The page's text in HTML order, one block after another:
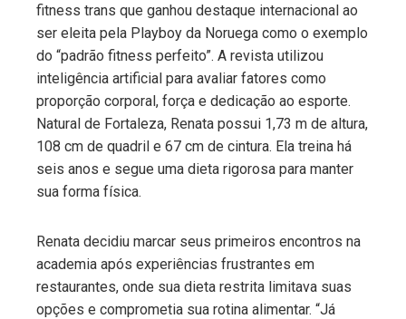
fitness trans que ganhou destaque internacional ao
ser eleita pela Playboy da Noruega como o exemplo
do “padrão fitness perfeito”. A revista utilizou
inteligência artificial para avaliar fatores como
proporção corporal, força e dedicação ao esporte.
Natural de Fortaleza, Renata possui 1,73 m de altura,
108 cm de quadril e 67 cm de cintura. Ela treina há
seis anos e segue uma dieta rigorosa para manter
sua forma física.
Renata decidiu marcar seus primeiros encontros na
academia após experiências frustrantes em
restaurantes, onde sua dieta restrita limitava suas
opções e comprometia sua rotina alimentar. “Já